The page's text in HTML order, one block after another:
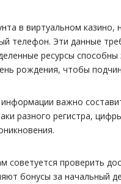
в виртуальном
телефон. Эти данные
ресурсы
рождения, чтобы
важно
разного регистра,
советуется проверить
бонусы за начальный